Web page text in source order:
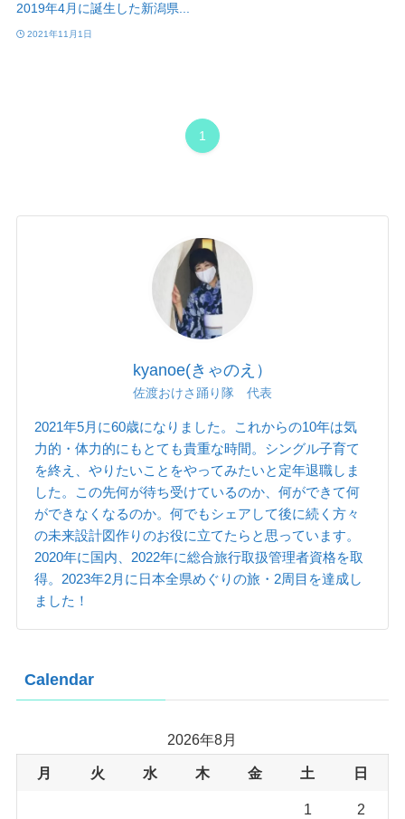
2019年4月に誕生した新潟県...
2021年11月1日
1
kyanoe(きゃのえ）
佐渡おけさ踊り隊 代表
2021年5月に60歳になりました。これからの10年は気
力的・体力的にもとても貴重な時間。シングル子育て
を終え、やりたいことをやってみたいと定年退職しま
した。この先何が待ち受けているのか、何ができて何
ができなくなるのか。何でもシェアして後に続く方々
の未来設計図作りのお役に立てたらと思っています。
2020年に国内、2022年に総合旅行取扱管理者資格を取
得。2023年2月に日本全県めぐりの旅・2周目を達成し
ました！
Calendar
2026年8月
月 火 水 木 金 土 日
1 2